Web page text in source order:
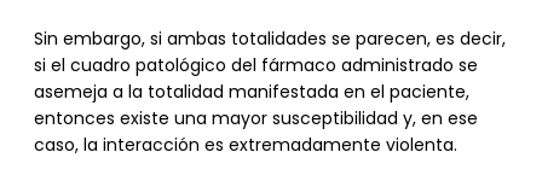
Sin embargo, si ambas totalidades se parecen, es decir,
si el cuadro patológico del fármaco administrado se
asemeja a la totalidad manifestada en el paciente,
entonces existe una mayor susceptibilidad y, en ese
caso, la interacción es extremadamente violenta.